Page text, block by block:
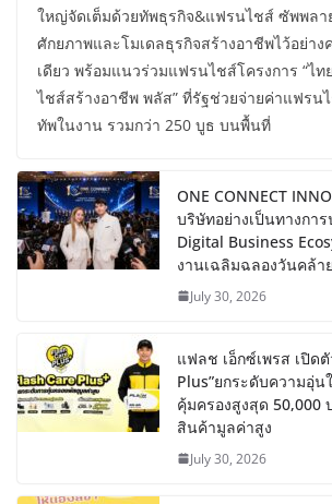
ใหญ่จัดเต็มด้วยทัพธุรกิจ&แฟรนไชส์ ซัพพลา
ศักยภาพและโมเดลธุรกิจสร้างอาชีพไว้อย่าง
เดียว พร้อมแนวร่วมแฟรนไชส์โครงการ “ไ
ไชส์สร้างอาชีพ พลัส” ที่รัฐช่วยจ่ายค่าแฟรน
ทัพในงาน รวมกว่า 250 บูธ บนพื้นที่
ONE CONNECT
บริษัทอย่างเป็นทางกา
Digital Business
งานเฉลิมฉลองวันคล้า
July 30, 2026
แฟลช เอ็กซ์เพรส เปิดตั
Plus”ยกระดับความอุ่น
คุ้มครองสูงสุด 50,000
สินค้ามูลค่าสูง
July 30, 2026